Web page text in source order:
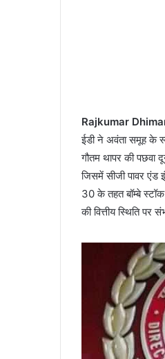
Rajkumar
ईडी ने अवंता समूह के
गौतम थापर की पछवा
जिसमें सीजी पावर एंड
30 के तहत बॉम्बे
की वित्तीय स्थिति पर